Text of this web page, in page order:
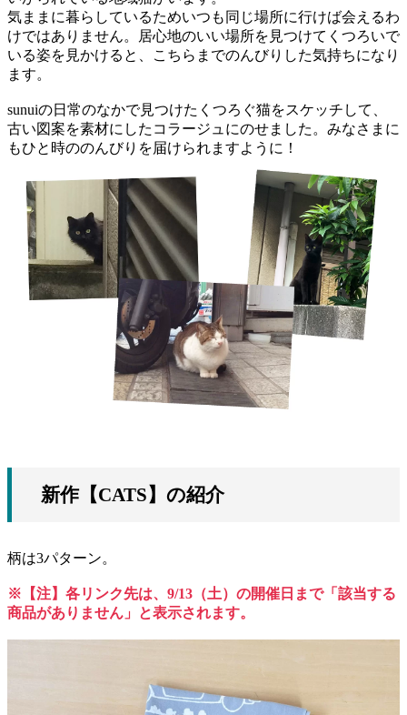
気ままに暮らしているためいつも同じ場所に行けば会えるわ
けではありません。居心地のいい場所を見つけてくつろいで
いる姿を見かけると、こちらまでのんびりした気持ちになり
ます。
sunuiの日常のなかで見つけたくつろぐ猫をスケッチして、
古い図案を素材にしたコラージュにのせました。みなさまに
もひと時ののんびりを届けられますように！
新作【CATS】の紹介
柄は3パターン。
※【注】各リンク先は、9/13（土）の開催日まで「該当する
商品がありません」と表示されます。